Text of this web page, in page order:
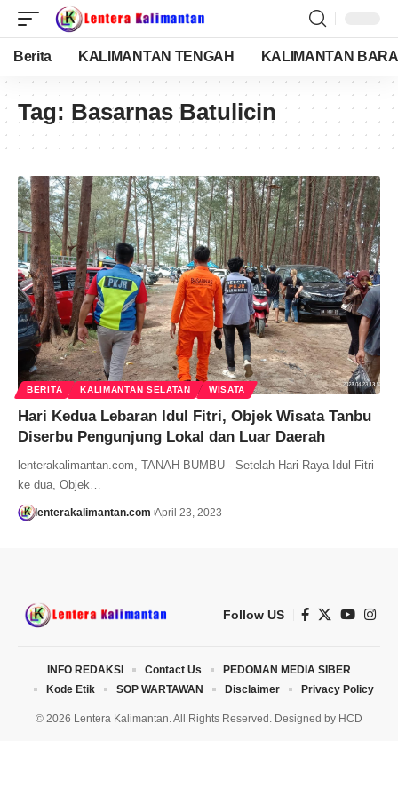
Berita KALIMANTAN TENGAH KALIMANTAN
Tag: Basarnas Batulicin
BERITA KALIMANTAN SELATAN WISATA
Hari Kedua Lebaran Idul Fitri, Objek Wisata Tanbu
Diserbu Pengunjung Lokal dan Luar Daerah
lenterakalimantan.com, TANAH BUMBU - Setelah Hari Raya Idul Fitri
ke dua, Objek…
lenterakalimantan.com April 23, 2023
Follow US
© 2026 Lentera Kalimantan. All Rights Reserved. Designed by HCD
INFO REDAKSI Contact Us
PEDOMAN MEDIA SIBER
Kode Etik
SOP WARTAWAN Disclaimer Privacy Policy